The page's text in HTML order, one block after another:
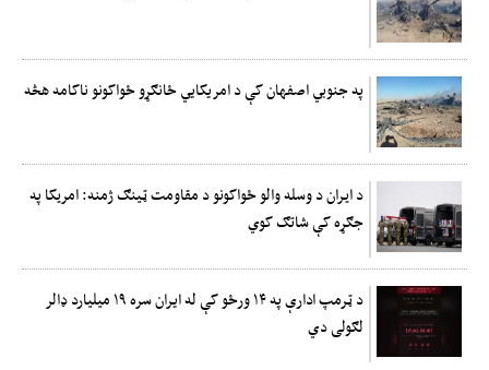
په جنوبي اصفهان کې د امریکایي ځانګړو ځواکونو ناکامه هڅه
د ايران د وسله والو ځواکونو د مقاومت ټینګ ژمنه: امريکا په
جګړه کې شاتګ کوي
د ټرمپ ادارې په ۱۴ ورځو کې له ایران سره ۱۹ میلیارد ډالر
لګولی دي